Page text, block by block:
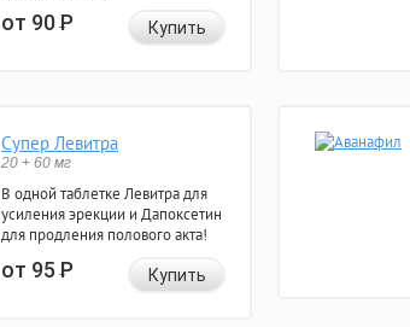
от 90Р Купить
Супер Левитра
20 + 60 мг
В одной таблетке Левитра для
усиления эрекции и Дапоксетин
для продления полового акта!
от 95Р Купить